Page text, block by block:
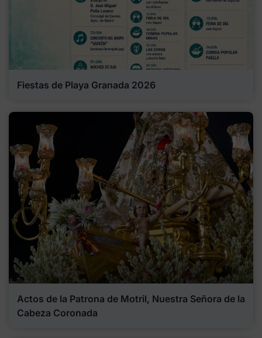
Fiestas de Playa Granada 2026
Actos de la Patrona de Motril, Nuestra Señora de la
Cabeza Coronada